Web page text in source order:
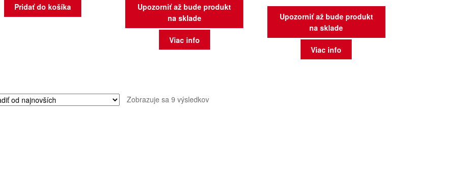
Pridať do košíka
Upozorniť až bude produkt
na sklade
Viac info
Upozorniť až bude produkt
na sklade
Viac info
Zobrazuje sa 9 výsledkovZoradené